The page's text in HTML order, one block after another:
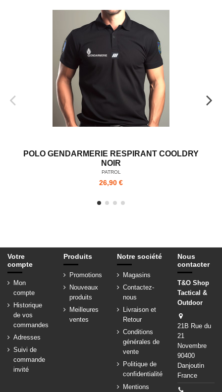
POLO GENDARMERIE RESPIRANT COOLDRY
NOIR
PATROL
26,90 €
Votre
compte
Mon
compte
Historique
de vos
commandes
Adresses
Suivi de
commande
invité
Produits
Promotions
Nouveaux
produits
Meilleures
ventes
Notre société
Magasins
Contactez-
nous
Livraison et
Retour
Conditions
générales de
vente
Politique de
confidentialité
Mentions
Nous
contacter
T&O Shop
Tactical &
Outdoor
21B Rue du
21
Novembre
90400
Danjoutin
France